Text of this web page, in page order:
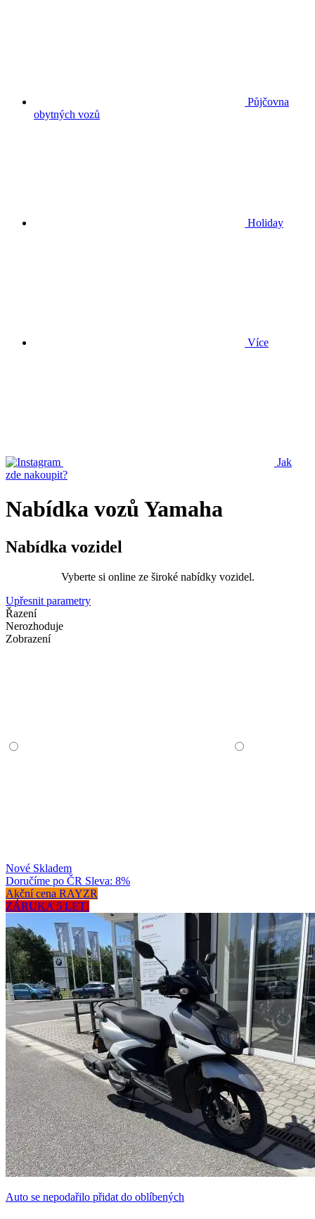
Půjčovna
obytných vozů
Holiday
Více
Jak
zde nakoupit?
Nabídka vozů Yamaha
Nabídka vozidel
Vyberte si online ze široké nabídky vozidel.
Upřesnit parametry
Řazení
Nerozhoduje
Zobrazení
Nové Skladem
Doručíme po ČR Sleva: 8%
Akční cena RAYZR
ZÁRUKA 5 LET!
Auto se nepodařilo přidat do oblíbených